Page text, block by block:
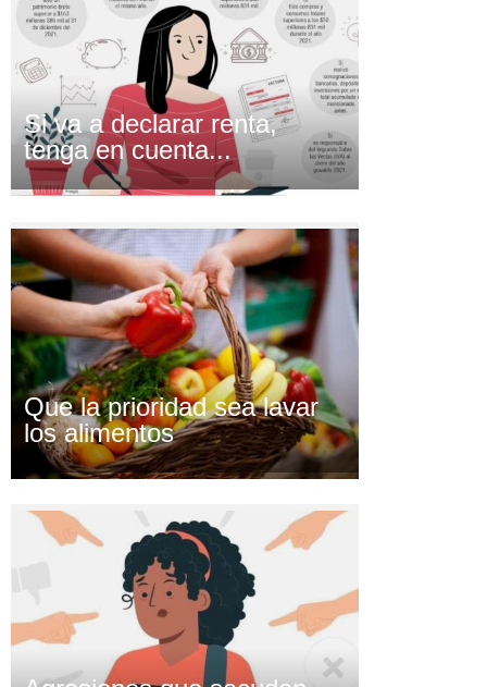
Si va a declarar renta,
tenga en cuenta...
Que la prioridad sea lavar
los alimentos